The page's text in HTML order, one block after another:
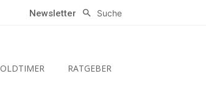
Newsletter Suche
OLDTIMER RATGEBER